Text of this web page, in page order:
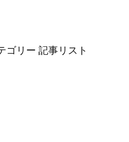
ゴリー 記事リスト